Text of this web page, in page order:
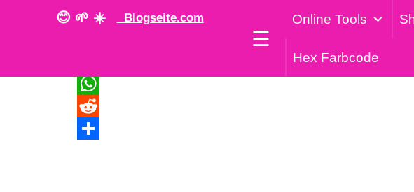
😊 🌱 ☀️ Blogseite.com
☰
Online Tools
Hex Farbcode
FritzBox:
➡️ FritzBox: Rufnummer sperren – So gehts
WhatsApp
Reddit